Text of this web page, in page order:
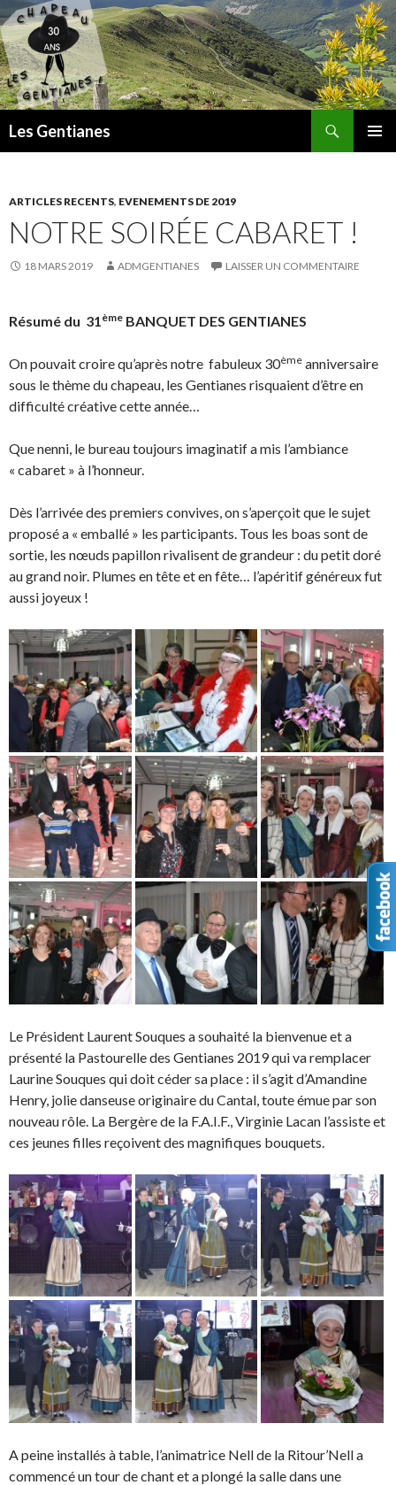
Les Gentianes
ARTICLES RECENTS, EVENEMENTS DE 2019
NOTRE SOIRÉE CABARET !
18 MARS 2019 ADMGENTIANES LAISSER UN COMMENTAIRE
Résumé du 31ème BANQUET DES GENTIANES
On pouvait croire qu’après notre fabuleux 30ème anniversaire
sous le thème du chapeau, les Gentianes risquaient d’être en
difficulté créative cette année…
Que nenni, le bureau toujours imaginatif a mis l’ambiance
« cabaret » à l’honneur.
Dès l’arrivée des premiers convives, on s’aperçoit que le sujet
proposé a « emballé » les participants. Tous les boas sont de
sortie, les nœuds papillon rivalisent de grandeur : du petit doré
au grand noir. Plumes en tête et en fête… l’apéritif généreux fut
aussi joyeux !
Le Président Laurent Souques a souhaité la bienvenue et a
présenté la Pastourelle des Gentianes 2019 qui va remplacer
Laurine Souques qui doit céder sa place : il s’agit d’Amandine
Henry, jolie danseuse originaire du Cantal, toute émue par son
nouveau rôle. La Bergère de la F.A.I.F., Virginie Lacan l’assiste et
ces jeunes filles reçoivent des magnifiques bouquets.
A peine installés à table, l’animatrice Nell de la Ritour’Nell a
commencé un tour de chant et a plongé la salle dans une